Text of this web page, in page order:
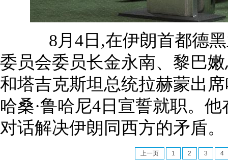
8月4日,在伊朗首都德黑
委员会委员长金永南、黎巴
和塔吉克斯坦总统拉赫蒙出
哈桑·鲁哈尼4日宣誓就职。
对话解决伊朗同西方的矛
上一页 1 2 3 4